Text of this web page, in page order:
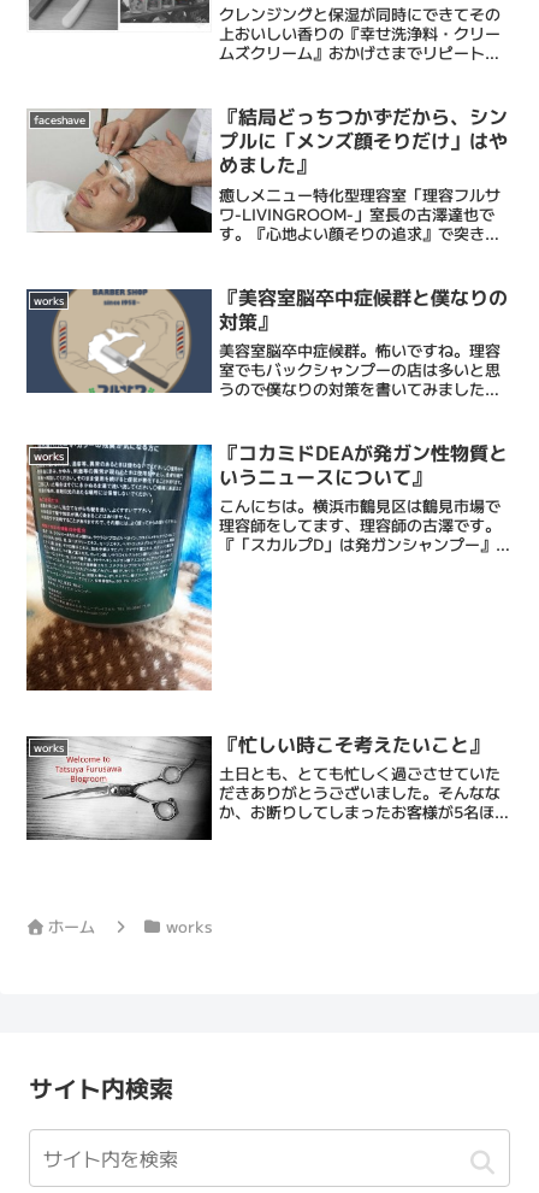
クレンジングと保湿が同時にできてその
上おいしい香りの『幸せ洗浄料・クリー
ムズクリーム』おかげさまでリピートし
クリームに関してこんな質問がで、今回
は大阪府在住のラジオネー...
faceshave
『結局どっちつかずだから、シン
プルに「メンズ顔そりだけ」はや
めました』
癒しメニュー特化型理容室「理容フルサ
ワ-LIVINGROOM-」室長の古澤達也で
す。『心地よい顔そりの追求』で突き抜
なたにひとときの心地よい癒しと眠りを
もたらし、...
works
『美容室脳卒中症候群と僕なりの
対策』
美容室脳卒中症候群。怖いですね。理容
室でもバックシャンプーの店は多いと思
うので僕なりの対策を書いてみました
works
『コカミドDEAが発ガン性物質と
いうニュースについて』
こんにちは。横浜市鶴見区は鶴見市場で
理容師をしてます、理容師の古澤です。
『「スカルプD」は発ガンシャンプー』
works 『忙しい時こそ考えたいこと』
土日とも、とても忙しく過ごさせていた
だきありがとうございました。そんなな
か、お断りしてしまったお客様が5名ほ
ホーム
works
サイト内検索